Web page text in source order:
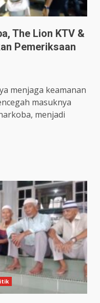
The Lion KTV &
Pemeriksaan
menjaga keamanan
masuknya
menjadi